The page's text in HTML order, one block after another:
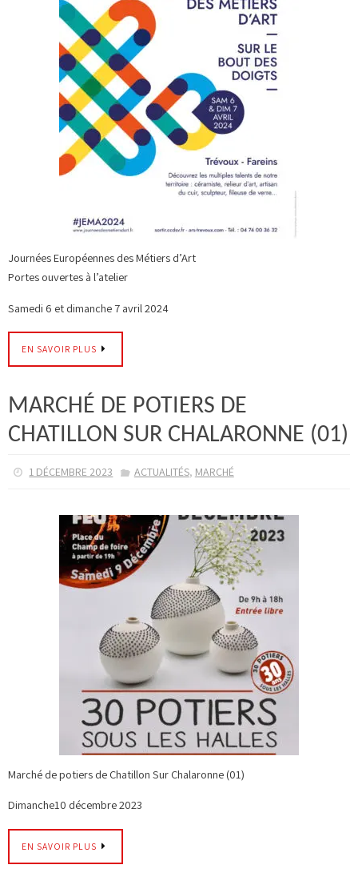
Journées Européennes des Métiers d’Art
Portes ouvertes à l’atelier
Samedi 6 et dimanche 7 avril 2024
EN SAVOIR PLUS
MARCHÉ DE POTIERS DE
CHATILLON SUR CHALARONNE (01)
1 DÉCEMBRE 2023 ACTUALITÉS, MARCHÉ
Marché de potiers de Chatillon Sur Chalaronne (01)
Dimanche10 décembre 2023
EN SAVOIR PLUS